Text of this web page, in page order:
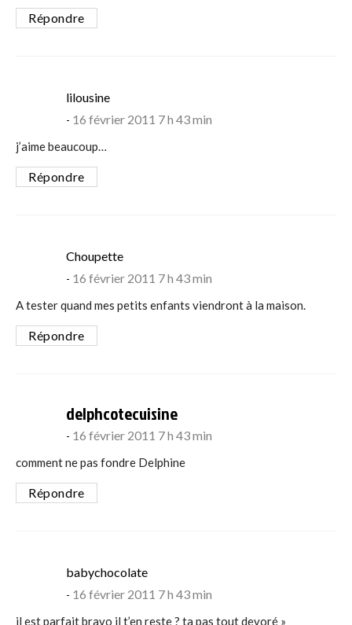
Répondre
lilousinesays:
16 février 2011 7 h 43 min
j’aime beaucoup…
Répondre
Choupettesays:
16 février 2011 7 h 43 min
A tester quand mes petits enfants viendront à la maison.
Répondre
delphcotecuisinesays:
16 février 2011 7 h 43 min
comment ne pas fondre Delphine
Répondre
babychocolatesays:
16 février 2011 7 h 43 min
il est parfait bravo il t’en reste ? ta pas tout devoré »